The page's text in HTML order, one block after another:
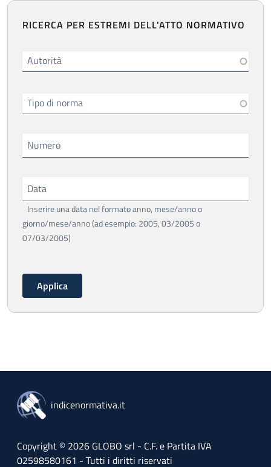
RICERCA PER ESTREMI DELL'ATTO NORMATIVO
Autorità
Tipo di norma
Numero
Data
Inserire una data nel formato anno, mese/anno o
giorno/mese/anno (ad esempio: 2005, 03/2005 o
07/03/2005)
indicenormativa.it
Copyright © 2026 GLOBO srl - C.F. e Partita IVA
02598580161 - Tutti i diritti riservati